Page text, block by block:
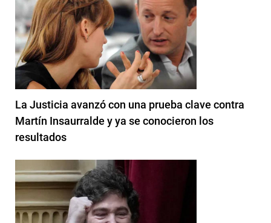
La Justicia avanzó con una prueba clave contra
Martín Insaurralde y ya se conocieron los
resultados